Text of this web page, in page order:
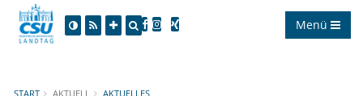
Menü
START AKTUELL AKTUELLES